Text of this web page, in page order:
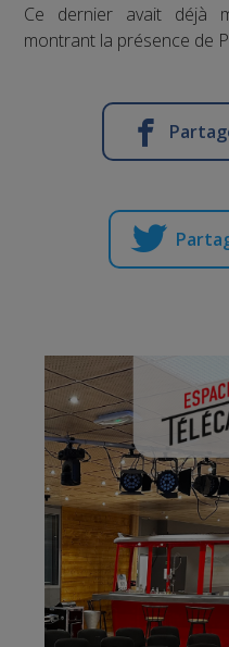
Ce dernier avait déjà
montrant la présence de